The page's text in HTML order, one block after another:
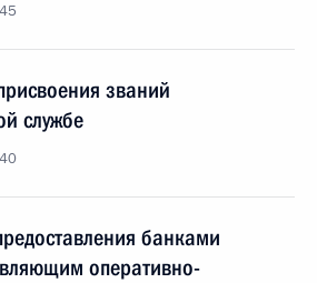
званий
службе
банками
оперативно-